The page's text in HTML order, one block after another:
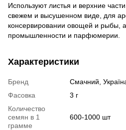
Используют листья и верхние
свежем и высушенном виде, для
консервировании овощей и рыбы, а
промышленности и парфюмерии.
Характеристики
Бренд
Смачний,
Фасовка
3 г
Количество
семян в 1
грамме
600-1000 шт